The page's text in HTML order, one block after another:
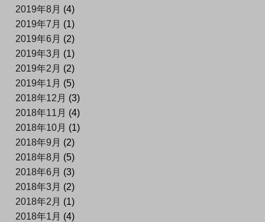
2019年8月 (4)
2019年7月 (1)
2019年6月 (2)
2019年3月 (1)
2019年2月 (2)
2019年1月 (5)
2018年12月 (3)
2018年11月 (4)
2018年10月 (1)
2018年9月 (2)
2018年8月 (5)
2018年6月 (3)
2018年3月 (2)
2018年2月 (1)
2018年1月 (4)